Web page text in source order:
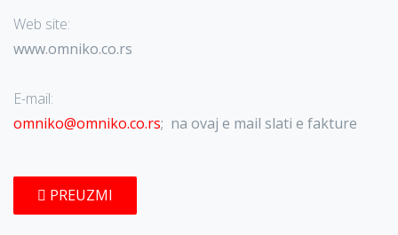
Web site:
www.omniko.co.rs
E-mail:
omniko@omniko.co.rs; na ovaj e mail slati e fakture
PREUZMI